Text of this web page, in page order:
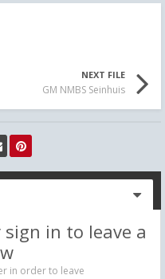
NEXT FILE
GM NMBS Seinhuis
in to leave a
in order to leave